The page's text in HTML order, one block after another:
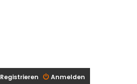
Anmelden
Registrieren